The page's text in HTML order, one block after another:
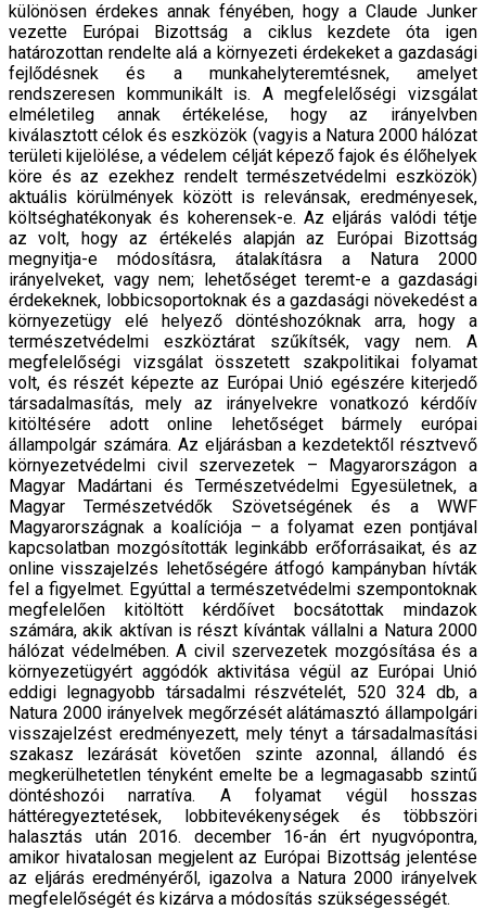
különösen érdekes annak fényében, hogy a Claude Junker
vezette Európai Bizottság a ciklus kezdete óta igen
határozottan rendelte alá a környezeti érdekeket a gazdasági
fejlődésnek és a munkahelyteremtésnek, amelyet
rendszeresen kommunikált is. A megfelelőségi vizsgálat
elméletileg annak értékelése, hogy az irányelvben
kiválasztott célok és eszközök (vagyis a Natura 2000 hálózat
területi kijelölése, a védelem célját képező fajok és élőhelyek
köre és az ezekhez rendelt természetvédelmi eszközök)
aktuális körülmények között is relevánsak, eredményesek,
költséghatékonyak és koherensek-e. Az eljárás valódi tétje
az volt, hogy az értékelés alapján az Európai Bizottság
megnyitja-e módosításra, átalakításra a Natura 2000
irányelveket, vagy nem; lehetőséget teremt-e a gazdasági
érdekeknek, lobbicsoportoknak és a gazdasági növekedést a
környezetügy elé helyező döntéshozóknak arra, hogy a
természetvédelmi eszköztárat szűkítsék, vagy nem. A
megfelelőségi vizsgálat összetett szakpolitikai folyamat
volt, és részét képezte az Európai Unió egészére kiterjedő
társadalmasítás, mely az irányelvekre vonatkozó kérdőív
kitöltésére adott online lehetőséget bármely európai
állampolgár számára. Az eljárásban a kezdetektől résztvevő
környezetvédelmi civil szervezetek – Magyarországon a
Magyar Madártani és Természetvédelmi Egyesületnek, a
Magyar Természetvédők Szövetségének és a WWF
Magyarországnak a koalíciója – a folyamat ezen pontjával
kapcsolatban mozgósították leginkább erőforrásaikat, és az
online visszajelzés lehetőségére átfogó kampányban hívták
fel a figyelmet. Egyúttal a természetvédelmi szempontoknak
megfelelően kitöltött kérdőívet bocsátottak mindazok
számára, akik aktívan is részt kívántak vállalni a Natura 2000
hálózat védelmében. A civil szervezetek mozgósítása és a
környezetügyért aggódók aktivitása végül az Európai Unió
eddigi legnagyobb társadalmi részvételét, 520 324 db, a
Natura 2000 irányelvek megőrzését alátámasztó állampolgári
visszajelzést eredményezett, mely tényt a társadalmasítási
szakasz lezárását követően szinte azonnal, állandó és
megkerülhetetlen tényként emelte be a legmagasabb szintű
döntéshozói narratíva. A folyamat végül hosszas
háttéregyeztetések, lobbitevékenységek és többszöri
halasztás után 2016. december 16-án ért nyugvópontra,
amikor hivatalosan megjelent az Európai Bizottság jelentése
az eljárás eredményéről, igazolva a Natura 2000 irányelvek
megfelelőségét és kizárva a módosítás szükségességét.